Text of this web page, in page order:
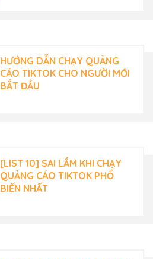
HƯỚNG DẪN CHẠY QUẢNG
CÁO TIKTOK CHO NGƯỜI MỚI
BẮT ĐẦU
[LIST 10] SAI LẦM KHI CHẠY
QUẢNG CÁO TIKTOK PHỔ
BIẾN NHẤT